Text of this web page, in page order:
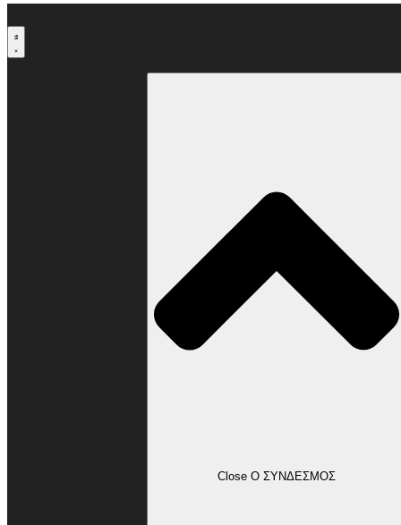
στο
περιεχόμενο
Close Ο ΣΥΝΔΕΣΜΟΣ